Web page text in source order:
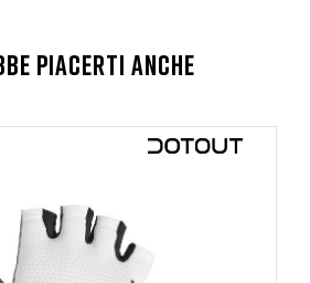
PIACERTI ANCHE